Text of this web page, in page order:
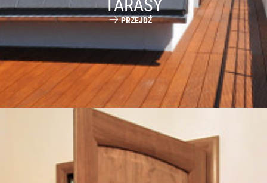
PRZEJDŹ